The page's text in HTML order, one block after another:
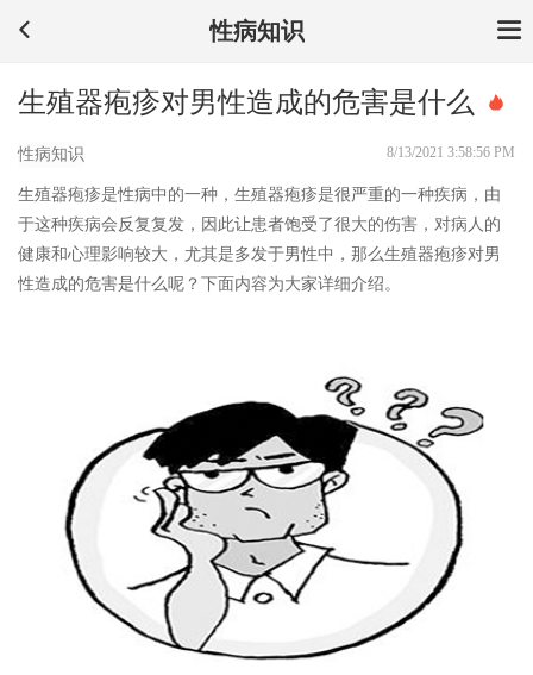
性病知识
生殖器疱疹对男性造成的危害是什么
性病知识 8/13/2021 3:58:56 PM
生殖器疱疹是性病中的一种，生殖器疱疹是很严重的一种疾病，由
于这种疾病会反复复发，因此让患者饱受了很大的伤害，对病人的
健康和心理影响较大，尤其是多发于男性中，那么生殖器疱疹对男
性造成的危害是什么呢？下面内容为大家详细介绍。